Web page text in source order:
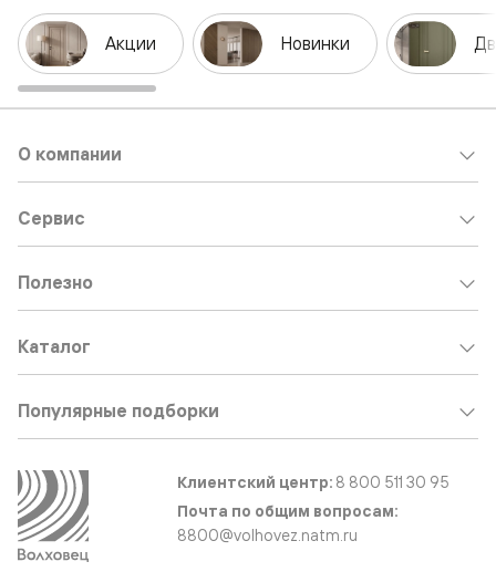
Акции Новинки
О компании
Сервис
Полезно
Каталог
Популярные подборки
Клиентский центр: 8 800 511 30 95
Почта по общим вопросам:
8800@volhovez.natm.ru